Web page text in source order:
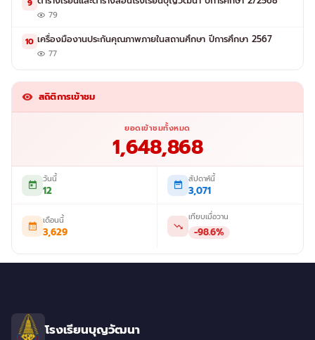
9
79
10 เครื่องมืองานประกันคุณภาพภายในสถานศึกษา ปีการศึกษา 2567
77
สถิติการเข้าชม
ยอดเข้าชมทั้งหมด
1,648,868
วันนี้
12
สัปดาห์นี้
3,071
เดือนนี้
3,629
เทียบเมื่อวาน
-98.6%
โรงเรียนบุญวัฒนา